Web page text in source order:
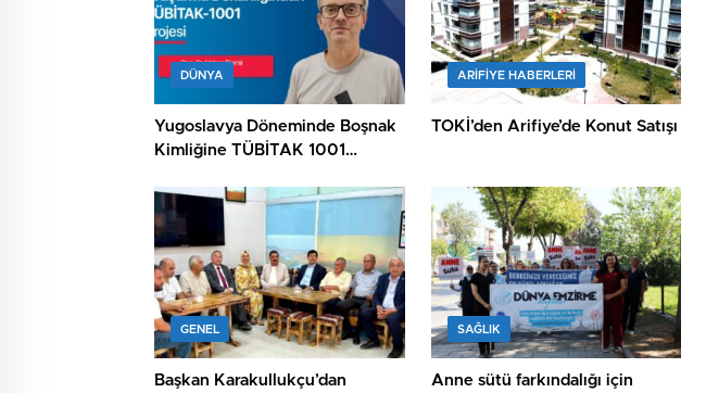
DÜNYA
Yugoslavya Döneminde Boşnak
Kimliğine TÜBİTAK 1001
ARIFIYE HABERLERI
TOKİ’den Arifiye’de Konut Satışı
GENEL
Başkan Karakullukçu’dan
SAĞLIK
Anne sütü farkındalığı için